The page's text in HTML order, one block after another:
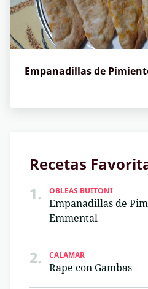
Empanadillas de
Recetas
1.
OBLEAS BUITONI
Empanadillas de
Emmental
2. CALAMAR
Rape con Gambas